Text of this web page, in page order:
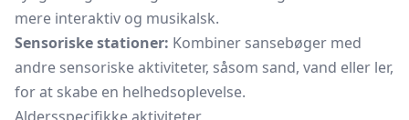
mere interaktiv og musikalsk.
Sensoriske stationer: Kombiner sansebøger med
andre sensoriske aktiviteter, såsom sand, vand eller ler,
for at skabe en helhedsoplevelse.